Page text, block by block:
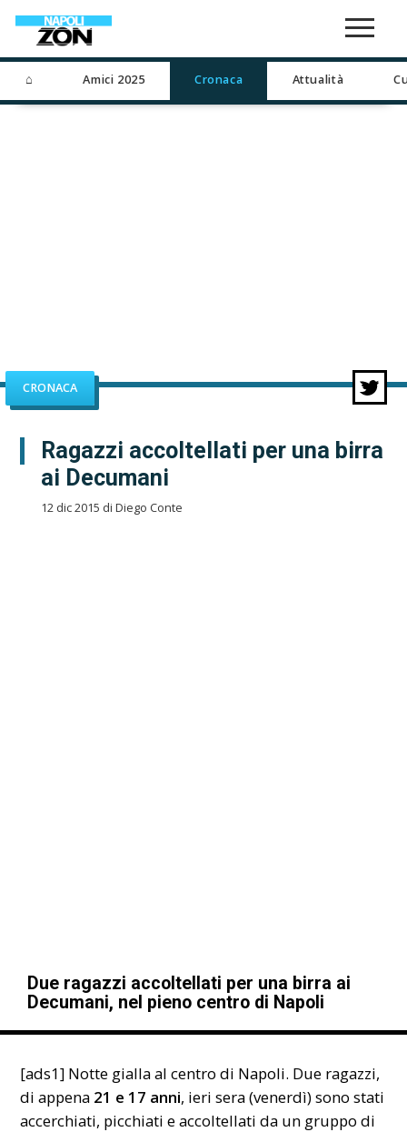
⌂ Amici 2025 Cronaca Attualità
CRONACA
Ragazzi accoltellati per una birra
ai Decumani
12 dic 2015 di Diego Conte
Due ragazzi accoltellati per una birra ai
Decumani, nel pieno centro di Napoli
[ads1] Notte gialla al centro di Napoli. Due ragazzi,
di appena 21 e 17 anni, ieri sera (venerdì) sono stati
accerchiati, picchiati e accoltellati da un gruppo di